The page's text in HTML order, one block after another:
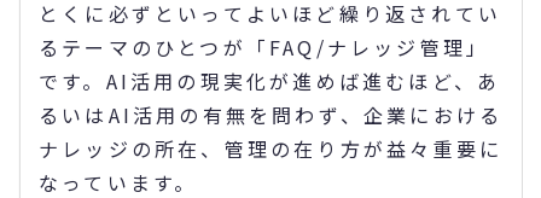
とくに必ずといってよいほど繰り返されてい
るテーマのひとつが「FAQ/ナレッジ管理」
です。AI活用の現実化が進めば進むほど、あ
るいはAI活用の有無を問わず、企業における
ナレッジの所在、管理の在り方が益々重要に
なっています。